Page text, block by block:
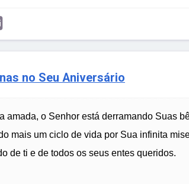
no Seu Aniversário
amada, o Senhor está derramando Suas
mais um ciclo de vida por Sua infinita
de ti e de todos os seus entes queridos.